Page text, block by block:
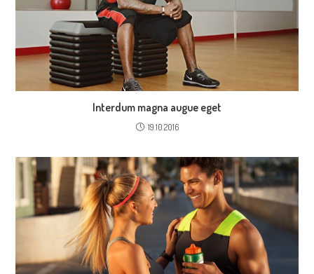
Interdum magna augue eget
19.10.2016